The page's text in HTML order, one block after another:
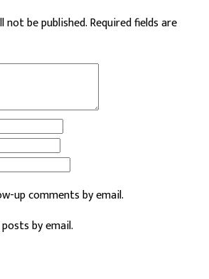
not be published.Required fields are
up comments by email.
by email.